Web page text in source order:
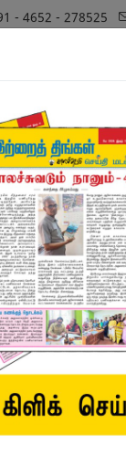
- 4652 - 278525
படைப்பும்